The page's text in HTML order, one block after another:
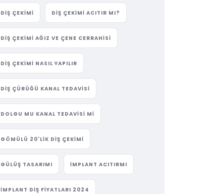
DIŞ ÇEKIMI DIŞ ÇEKIMI ACITIR MI?
DIŞ ÇEKIMI AĞIZ VE ÇENE CERRAHISI
DIŞ ÇEKIMI NASIL YAPILIR
DIŞ ÇÜRÜĞÜ KANAL TEDAVISI
DOLGU MU KANAL TEDAVISI MI
GÖMÜLÜ 20'LIK DIŞ ÇEKIMI
GÜLÜŞ TASARIMI IMPLANT ACITIRMI
IMPLANT DIŞ FIYATLARI 2024